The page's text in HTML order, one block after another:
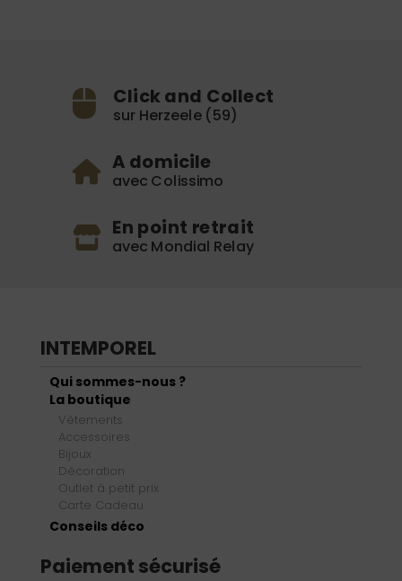
Click and Collect
sur Herzeele (59)
A domicile
avec Colissimo
En point retrait
avec Mondial Relay
INTEMPOREL
Qui sommes-nous ?
La boutique
Vêtements
Accessoires
Bijoux
Décoration
Outlet à petit prix
Carte Cadeau
Conseils déco
Paiement sécurisé